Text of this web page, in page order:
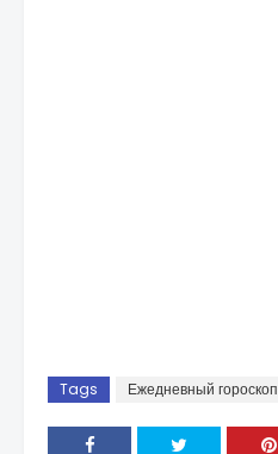
Tags Ежедневный гороскоп